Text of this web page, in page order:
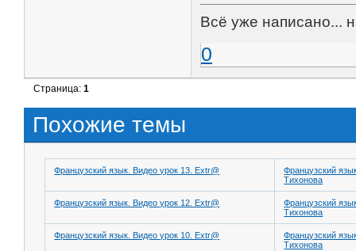
Всё уже написано...
0
Страница:1
Похожие темы
Французский язык. Видео урок 13. Extr@
Французский
Тихонова
Французский язык. Видео урок 12. Extr@
Французский
Тихонова
Французский язык. Видео урок 10. Extr@
Французский
Тихонова